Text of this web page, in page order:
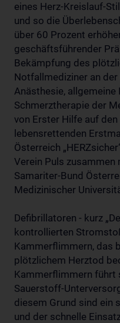
eines Herz-Kreislauf-
und so die
über 60 Prozent
geschäftsführender
Bekämpfung des
Notfallmediziner an
Anästhesie, allgemeine
Schmerztherapie der
von Erster Hilfe auf
lebensrettenden
Österreich
Verein Puls zusammen
Samariter-Bund
Medizinischer
Defibrillatoren - kurz
kontrollierten
Kammerflimmern, das
plötzlichem Herztod
Kammerflimmern führt
Sauerstoff-
diesem Grund sind ein
und der schnelle